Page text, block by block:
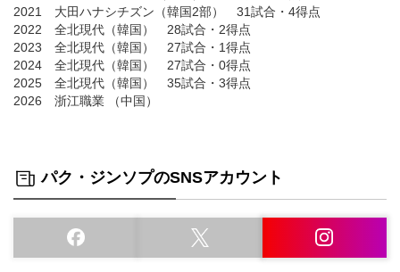
2021 大田ハナシチズン（韓国2部） 31試合・4得点
2022 全北現代（韓国） 28試合・2得点
2023 全北現代（韓国） 27試合・1得点
2024 全北現代（韓国） 27試合・0得点
2025 全北現代（韓国） 35試合・3得点
2026 浙江職業 （中国）
パク・ジンソプのSNSアカウント